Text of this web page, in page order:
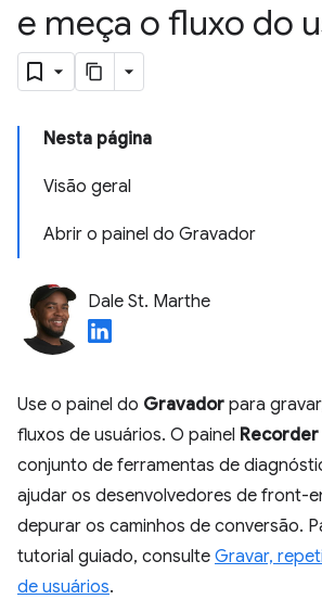
e meça o fluxo do
Nesta página
Visão geral
Abrir o painel do Gravador
Dale St. Marthe
Use o painel do Gravador para
fluxos de usuários. O painel Recorder
conjunto de ferramentas de
ajudar os desenvolvedores de front-
depurar os caminhos de conversão.
tutorial guiado, consulte Gravar,
de usuários.